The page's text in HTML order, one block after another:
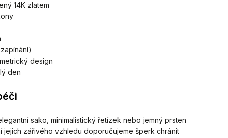
14K zlatem
design
den
sako, minimalistický řetízek nebo jemný prsten
jejich zářivého vzhledu doporučujeme šperk chránit